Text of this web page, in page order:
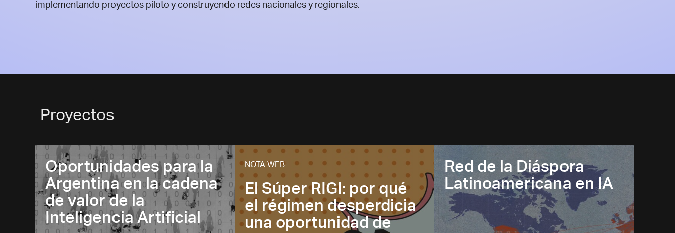
implementando proyectos piloto y construyendo redes nacionales y regionales.
Proyectos
Oportunidades para la
Argentina en la cadena
de valor de la
Inteligencia Artificial
NOTA WEB
El Súper RIGI: por qué
el régimen desperdicia
una oportunidad de
Red de la Diáspora
Latinoamericana en IA